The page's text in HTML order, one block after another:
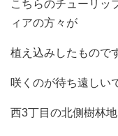
こちらのチューリッ
ィアの方々が
植え込みしたもので
咲くのが待ち遠しい
西3丁目の北側樹林